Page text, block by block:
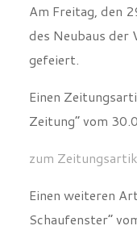
Am Freitag, den
des Neubaus
gefeiert.
Einen
Zeitung“ vom
zum
Einen weiteren
Schaufenster“